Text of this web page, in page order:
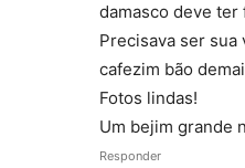
damasco deve ter
Precisava ser sua
cafezim bão
Fotos lindas!
Um bejim grande
Responder